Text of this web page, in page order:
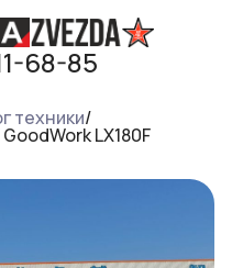
68-85
техники/
GoodWork LX180F